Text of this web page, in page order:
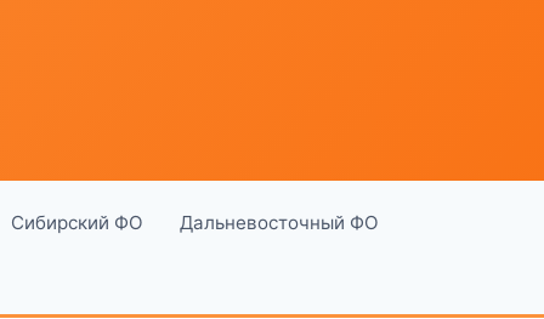
Сибирский ФО Дальневосточный ФО